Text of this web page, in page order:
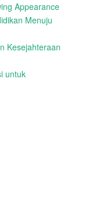
Appearance
Menuju
Kesejahteraan
untuk